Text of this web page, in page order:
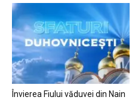
Învierea Fiului văduvei din Nain